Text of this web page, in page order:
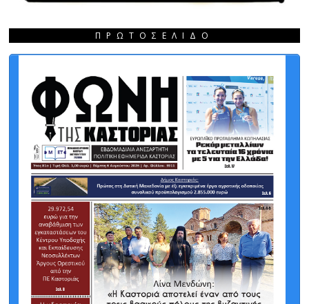
ΠΡΩΤΟΣΈΛΙΔΟ